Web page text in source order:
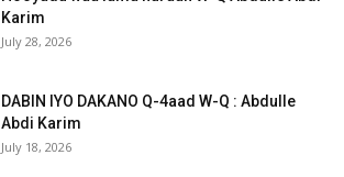
Karim
July 28, 2026
DABIN IYO DAKANO Q-4aad W-Q : Abdulle
Abdi Karim
July 18, 2026